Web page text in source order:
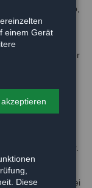
krank und starb,
und verließ mich
die Lebensgeister
spazieren,
toben, bin sehr
auch behutsame
für einen
ich gern die
umziehe bin ich
eine
neues Abenteuer.
und ver-
möchten bei
einem Gerät
Diese